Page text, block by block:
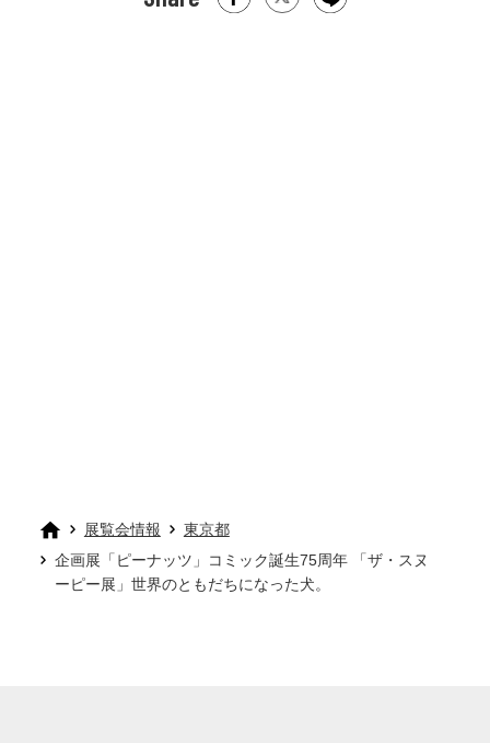
展覧会情報
東京都
企画展「ピーナッツ」コミック誕生75周年 「ザ・スヌ
ーピー展」世界のともだちになった犬。